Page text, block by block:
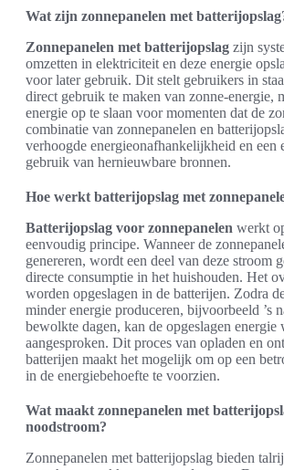
Wat zijn zonnepanelen met
Zonnepanelen met batterijopslag zijn
omzetten in elektriciteit en deze energie
voor later gebruik. Dit stelt gebruikers in
direct gebruik te maken van zonne-energie,
energie op te slaan voor momenten dat de
combinatie van zonnepanelen en
verhoogde energieonafhankelijkheid en een
gebruik van hernieuwbare bronnen.
Hoe werkt batterijopslag met
Batterijopslag voor zonnepanelen werkt
eenvoudig principe. Wanneer de
genereren, wordt een deel van deze stroom
directe consumptie in het huishouden. Het
worden opgeslagen in de batterijen. Zodra
minder energie produceren, bijvoorbeeld ’s
bewolkte dagen, kan de opgeslagen energie
aangesproken. Dit proces van opladen en
batterijen maakt het mogelijk om op een
in de energiebehoefte te voorzien.
Wat maakt zonnepanelen met
noodstroom?
Zonnepanelen met batterijopslag bieden